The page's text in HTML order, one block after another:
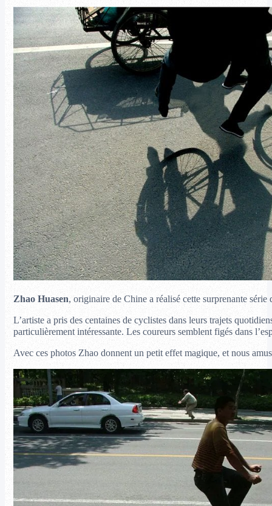
Zhao Huasen, originaire de Chine a réalisé cette surprenante série
L’artiste a pris des centaines de cyclistes dans leurs trajets
particulièrement intéressante. Les coureurs semblent figés dans
Avec ces photos Zhao donnent un petit effet magique, et nous